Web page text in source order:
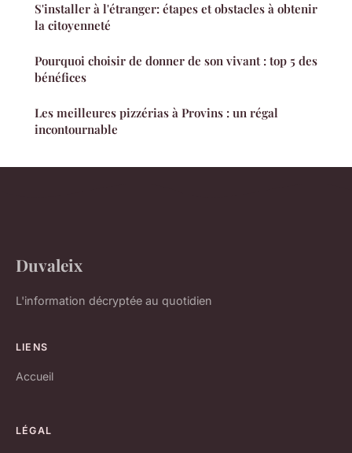
S'installer à l'étranger: étapes et obstacles à obtenir
la citoyenneté
Pourquoi choisir de donner de son vivant : top 5 des
bénéfices
Les meilleures pizzérias à Provins : un régal
incontournable
Duvaleix
L'information décryptée au quotidien
LIENS
Accueil
LÉGAL